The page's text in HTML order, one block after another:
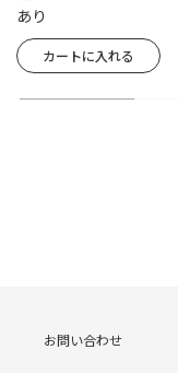
あり
お問い合わせ